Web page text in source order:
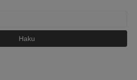
Haku